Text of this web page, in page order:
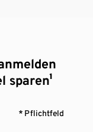
sparen¹
* Pflichtfeld